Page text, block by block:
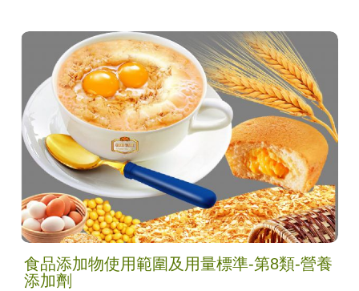
食品添加物使用範圍及用量標準-第8類-營養
添加劑